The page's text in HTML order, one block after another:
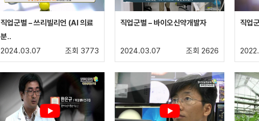
직업군별 – 쓰리빌리언 (AI 의료
분..
2024.03.07
조회 3773
직업군별 – 바이오신약개발자
2024.03.07 조회 2626
직업